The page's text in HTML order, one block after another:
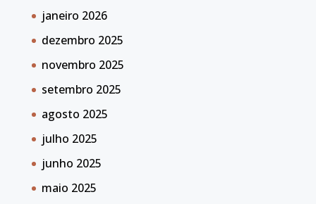
janeiro 2026
dezembro 2025
novembro 2025
setembro 2025
agosto 2025
julho 2025
junho 2025
maio 2025